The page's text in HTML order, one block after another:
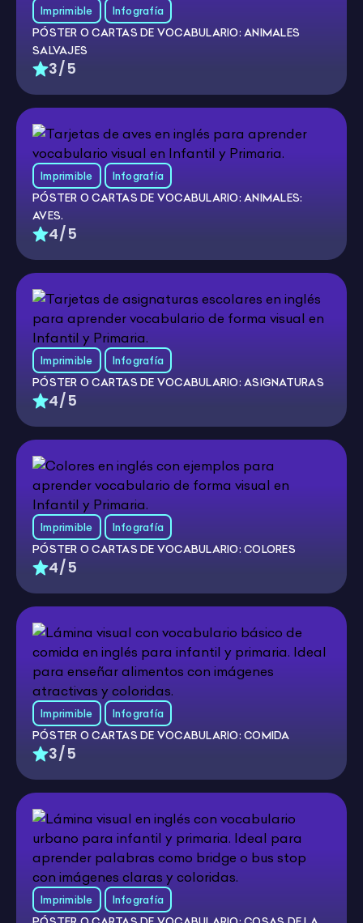
Imprimible
Infografía
PÓSTER O CARTAS DE VOCABULARIO: ANIMALES
SALVAJES
3/5
Imprimible
Infografía
PÓSTER O CARTAS DE VOCABULARIO: ANIMALES:
AVES.
4/5
Imprimible
Infografía
PÓSTER O CARTAS DE VOCABULARIO: ASIGNATURAS
4/5
Imprimible
Infografía
PÓSTER O CARTAS DE VOCABULARIO: COLORES
4/5
Imprimible
Infografía
PÓSTER O CARTAS DE VOCABULARIO: COMIDA
3/5
Imprimible
Infografía